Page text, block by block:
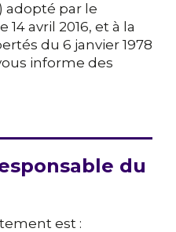
adopté par le
avril 2016, et à la
du 6 janvier 1978
informe des
du
est :